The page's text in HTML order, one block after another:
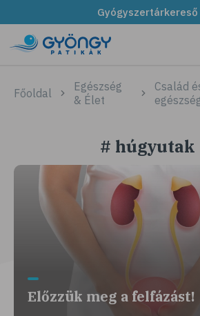
Gyógyszertárkereső
Főoldal
Egészség
& Élet
Család
# húgyutak
Előzzük meg a felfázást!